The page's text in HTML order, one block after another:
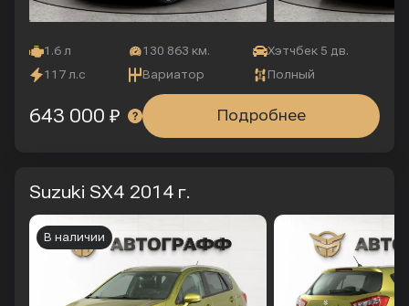
1.6 л 130 863 км.
Хэтчбек 5 дв.
117 л.с
Вариатор Полный
Подробнее
643 000 ₽
Suzuki SX4 2014 г.
В наличии